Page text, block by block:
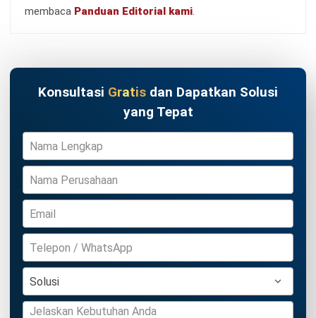
HRM
Uang Pisah Karyawan: Aturan, Cara
Menghitung, dan Contohnya